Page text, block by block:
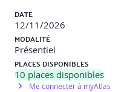
DATE
12/11/2026
MODALITÉ
Présentiel
PLACES DISPONIBLES
10 places disponibles
Me connecter à myAtlas